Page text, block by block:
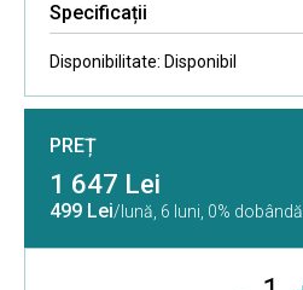
Specificații
Disponibilitate: Disponibil
PREȚ
1 647 Lei
499 Lei/lună, 6 luni, 0% dobândă